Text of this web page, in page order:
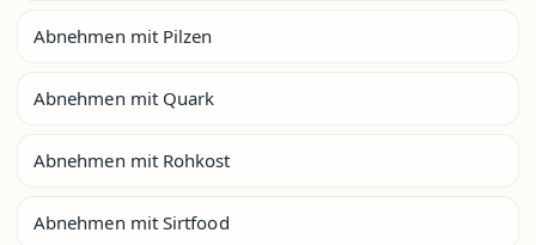
Abnehmen mit Pilzen
Abnehmen mit Quark
Abnehmen mit Rohkost
Abnehmen mit Sirtfood